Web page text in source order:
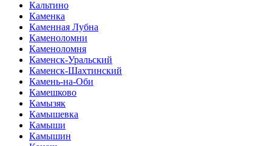
Кальтино
Каменка
Каменная Лубна
Каменоломни
Каменоломня
Каменск-Уральский
Каменск-Шахтинский
Камень-на-Оби
Камешково
Камызяк
Камышевка
Камыши
Камышин